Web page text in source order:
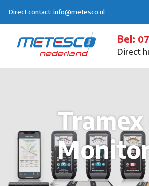
Direct contact: info@metesco.nl
Bel:
Direct